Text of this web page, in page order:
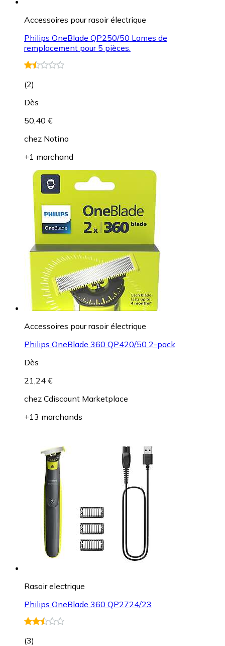
Accessoires pour rasoir électrique
Philips OneBlade QP250/50 Lames de
remplacement pour 5 pièces.
(2)
Dès
50,40 €
chez Notino
+1 marchand
Accessoires pour rasoir électrique
Philips OneBlade 360 QP420/50 2-pack
Dès
21,24 €
chez Cdiscount Marketplace
+13 marchands
Rasoir electrique
Philips OneBlade 360 QP2724/23
(3)